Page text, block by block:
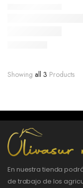
Showing all 3 Products
En nuestra tienda
de trabajo de los